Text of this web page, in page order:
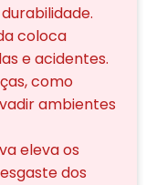
coloca
e acidentes.
como
ambientes
eleva os
dos